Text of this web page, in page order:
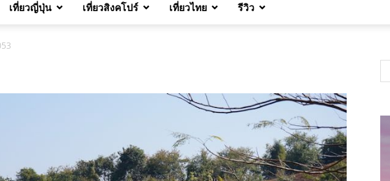
เที่ยวญี่ปุ่น เที่ยวสิงคโปร์ เที่ยวไทย รีวิว